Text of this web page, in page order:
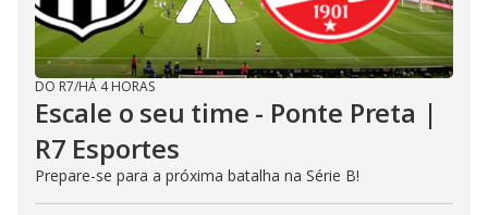
DO R7/HÁ 4 HORAS
Escale o seu time - Ponte Preta |
R7 Esportes
Prepare-se para a próxima batalha na Série B!